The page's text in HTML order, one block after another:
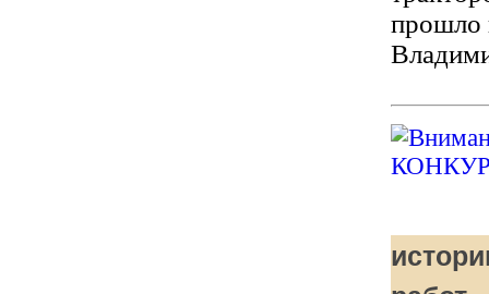
прошло